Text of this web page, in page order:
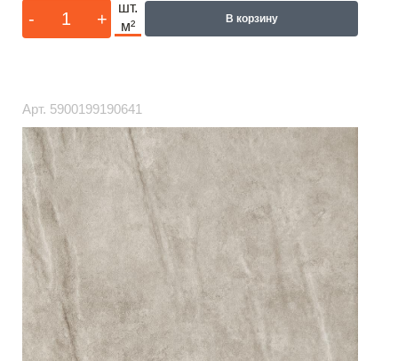
- +
шт.
м²
В корзину
Арт. 5900199190641